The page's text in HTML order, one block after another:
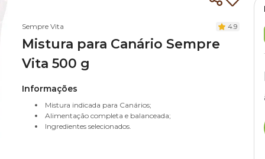
Sempre Vita 4.9
Mistura para Canário Sempre
Vita 500 g
Informações
Mistura indicada para Canários;
Alimentação completa e balanceada;
Ingredientes selecionados.